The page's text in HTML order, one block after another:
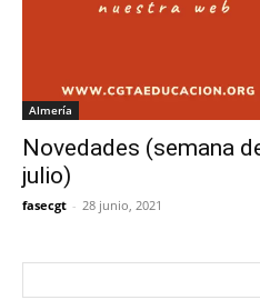
Almería
Novedades (semana
julio)
fasecgt - 28 junio, 2021